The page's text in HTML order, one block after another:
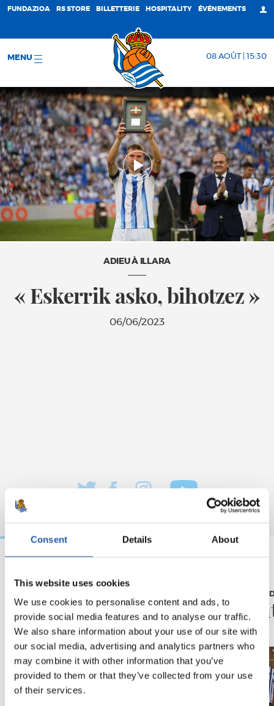
Consent Details About
This website uses cookies
We use cookies to personalise content and ads, to
provide social media features and to analyse our traffic.
We also share information about your use of our site with
our social media, advertising and analytics partners who
may combine it with other information that you’ve
provided to them or that they’ve collected from your use
of their services.
FUNDAZIOA RS STORE BILLETTERIE HOSPITALITY ÉVÉNEMENTS
MENU 08 AOÛT | 15:30
ADIEU À ILLARA
« Eskerrik asko, bihotzez »
06/06/2023
24/05/2023
« Je repars heureux et
fier »
À